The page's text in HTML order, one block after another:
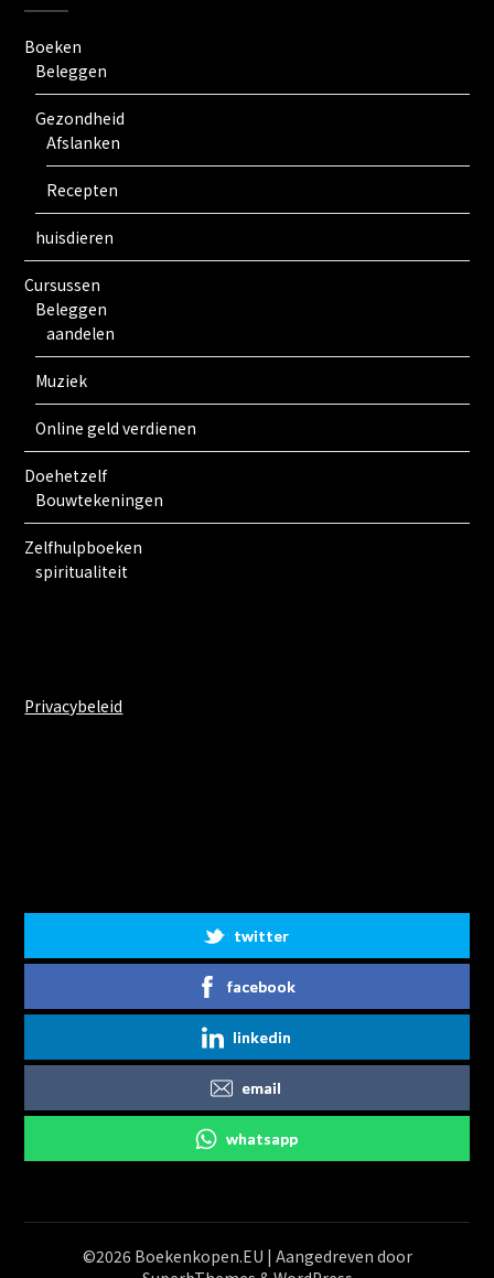
Boeken
Beleggen
Gezondheid
Afslanken
Recepten
huisdieren
Cursussen
Beleggen
aandelen
Muziek
Online geld verdienen
Doehetzelf
Bouwtekeningen
Zelfhulpboeken
spiritualiteit
Privacybeleid
twitter
facebook
linkedin
email
whatsapp
©2026 Boekenkopen.EU | Aangedreven door